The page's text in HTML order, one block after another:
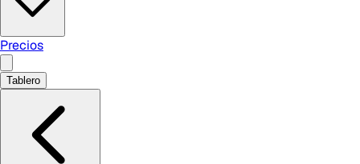
Precios
Tablero